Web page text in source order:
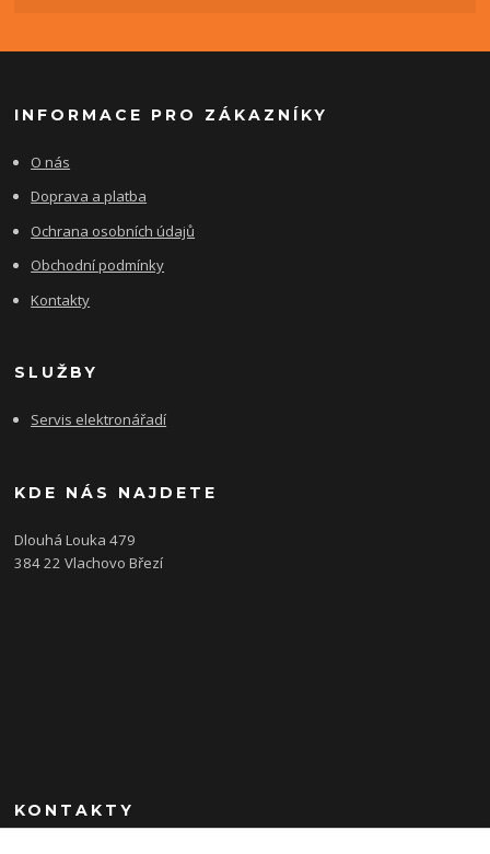
INFORMACE PRO ZÁKAZNÍKY
O nás
Doprava a platba
Ochrana osobních údajů
Obchodní podmínky
Kontakty
SLUŽBY
Servis elektronářadí
KDE NÁS NAJDETE
Dlouhá Louka 479
384 22 Vlachovo Březí
KONTAKTY